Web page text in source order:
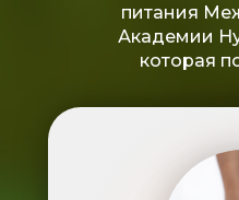
питания
Академии
которая